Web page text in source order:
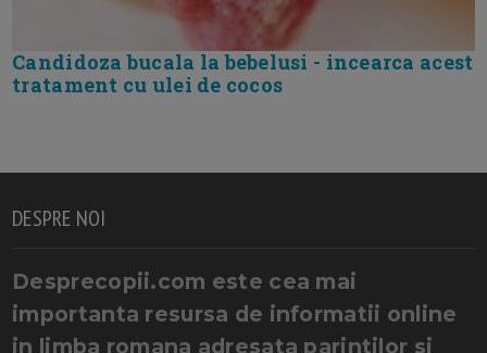
Candidoza bucala la bebelusi - incearca acest
tratament cu ulei de cocos
DESPRE NOI
Desprecopii.com este cea mai
importanta resursa de informatii online
in limba romana adresata parintilor si